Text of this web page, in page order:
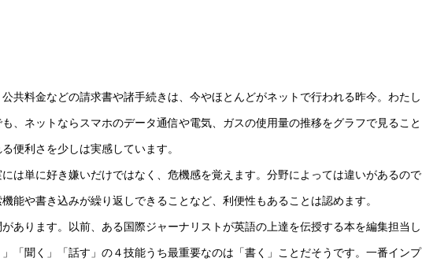
共料金などの請求書や諸手続きは、今やほとんどがネットで行われる昨今。わたし
、ネットならスマホのデータ通信や電気、ガスの使用量の推移をグラフで見ること
便利さを少しは実感しています。
は単に好き嫌いだけではなく、危機感を覚えます。分野によっては違いがあるので
能や書き込みが繰り返しできることなど、利便性もあることは認めます。
あります。以前、ある国際ジャーナリストが英語の上達を伝授する本を編集担当し
「聞く」「話す」の４技能うち最重要なのは「書く」ことだそうです。一番インプ